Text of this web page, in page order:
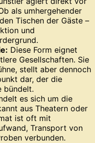
als umhergehender
Tischen der Gäste –
und
Diese Form eignet
Gesellschaften. Sie
stellt aber dennoch
dar, der die
bündelt.
es sich um die
aus Theatern oder
ist oft mit
Transport von
verbunden.